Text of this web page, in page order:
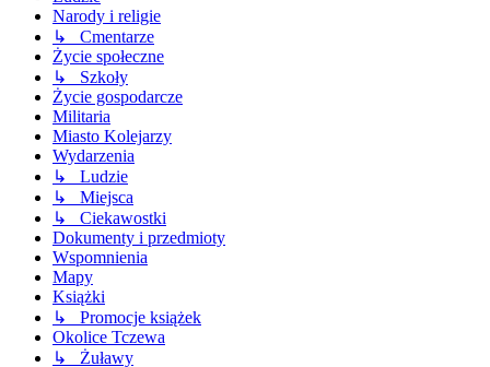
Narody i religie
↳ Cmentarze
Życie społeczne
↳ Szkoły
Życie gospodarcze
Militaria
Miasto Kolejarzy
Wydarzenia
↳ Ludzie
↳ Miejsca
↳ Ciekawostki
Dokumenty i przedmioty
Wspomnienia
Mapy
Książki
↳ Promocje książek
Okolice Tczewa
↳ Żuławy